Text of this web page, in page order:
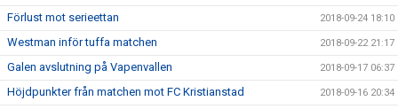
Förlust mot serieettan 2018-09-24 18:10
Westman inför tuffa matchen 2018-09-22 21:17
Galen avslutning på Vapenvallen 2018-09-17 06:37
Höjdpunkter från matchen mot FC Kristianstad 2018-09-16 20:34